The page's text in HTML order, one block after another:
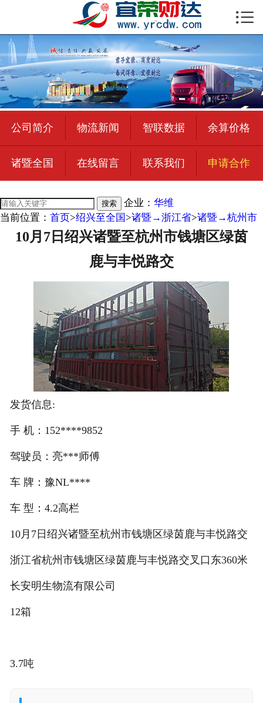
 首页
公司简介
物流新闻
绍兴至全国
合作加盟
宜荣智联
在线留言
联系我们
注册
/
登录
在线礼佛
在线许愿

公司简介 物流新闻 智联数据 余算价格
诸暨全国 在线留言 联系我们 申请合作
搜索 企业： 华维
当前位置： 首页>绍兴至全国>诸暨→浙江省>诸暨→杭州市
10月7日绍兴诸暨至杭州市钱塘区绿茵
鹿与丰悦路交
发货信息:
手 机：152****9852
驾驶员：亮***师傅
车 牌：豫NL****
车 型：4.2高栏
10月7日绍兴诸暨至杭州市钱塘区绿茵鹿与丰悦路交
浙江省杭州市钱塘区绿茵鹿与丰悦路交叉口东360米
长安明生物流有限公司
12箱
3.7吨